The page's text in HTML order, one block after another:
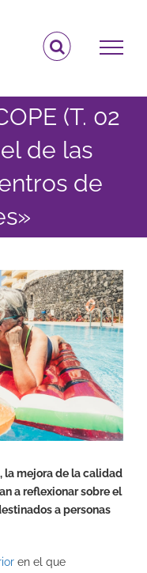
(T. 02
de las
de
la mejora de la calidad
a reflexionar sobre el
a personas
en el que